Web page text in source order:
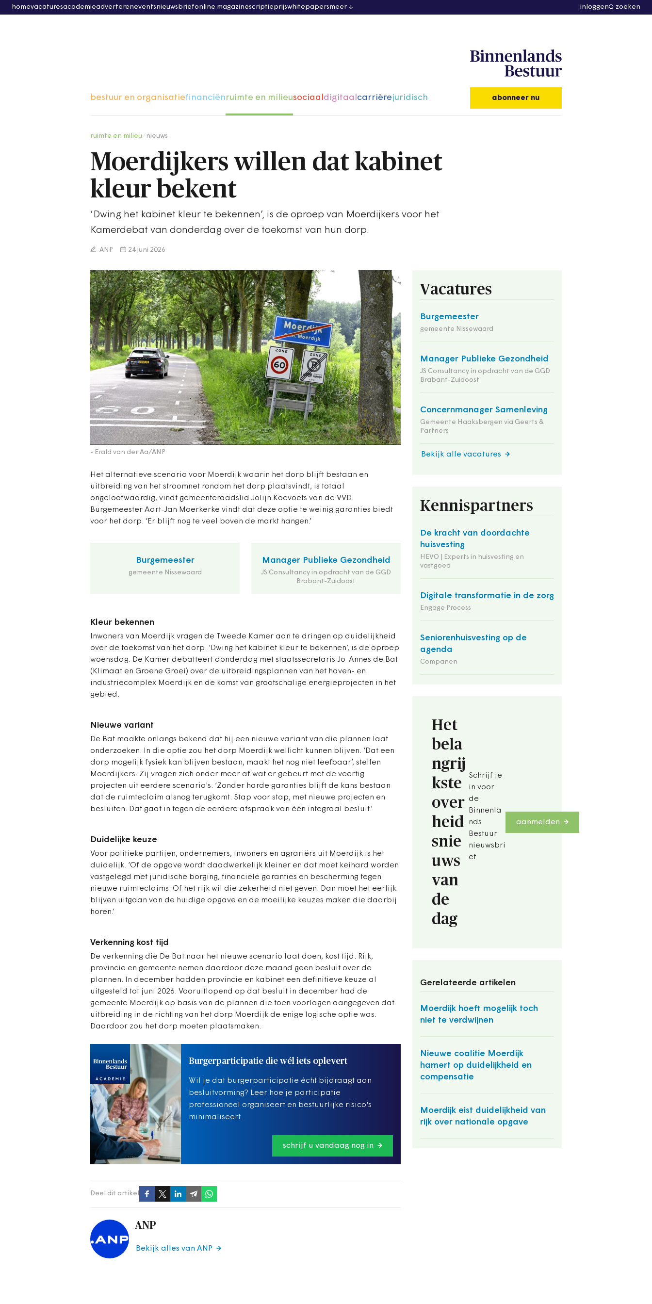
homevacaturesacademieadvertereneventsnieuwsbriefonline magazinescriptieprijswhitepapersmeer inloggen zoeken
bestuur en organisatiefinanciënruimte en milieusociaaldigitaalcarrièrejuridisch abonneer nu
ruimte en milieu nieuws
Moerdijkers willen dat kabinet
kleur bekent
‘Dwing het kabinet kleur te bekennen’, is de oproep van Moerdijkers voor het
Kamerdebat van donderdag over de toekomst van hun dorp.
ANP 24 juni 2026
- Erald van der Aa/ANP
Het alternatieve scenario voor Moerdijk waarin het dorp blijft bestaan en
uitbreiding van het stroomnet rondom het dorp plaatsvindt, is totaal
ongeloofwaardig, vindt gemeenteraadslid Jolijn Koevoets van de VVD.
Burgemeester Aart-Jan Moerkerke vindt dat deze optie te weinig garanties biedt
voor het dorp. ‘Er blijft nog te veel boven de markt hangen.’
Burgemeester
gemeente Nissewaard
Manager Publieke Gezondheid
JS Consultancy in opdracht van de GGD
Brabant-Zuidoost
Kleur bekennen
Inwoners van Moerdijk vragen de Tweede Kamer aan te dringen op duidelijkheid
over de toekomst van het dorp. ‘Dwing het kabinet kleur te bekennen’, is de oproep
woensdag. De Kamer debatteert donderdag met staatssecretaris Jo-Annes de Bat
(Klimaat en Groene Groei) over de uitbreidingsplannen van het haven- en
industriecomplex Moerdijk en de komst van grootschalige energieprojecten in het
gebied.
Vacatures
Burgemeester
gemeente Nissewaard
Manager Publieke Gezondheid
JS Consultancy in opdracht van de GGD
Brabant-Zuidoost
Concernmanager Samenleving
Gemeente Haaksbergen via Geerts &
Partners
Bekijk alle vacatures
Kennispartners
De kracht van doordachte
huisvesting
HEVO | Experts in huisvesting en
vastgoed
Digitale transformatie in de zorg
Engage Process
Seniorenhuisvesting op de
agenda
Companen
Het
bela
ngrij
kste
over
heid
snie
uws
van
de
dag
Schrijf je
in voor
de
Binnenla
nds
Bestuur
nieuwsbri
ef
aanmelden
Gerelateerde artikelen
Moerdijk hoeft mogelijk toch
niet te verdwijnen
Nieuwe coalitie Moerdijk
hamert op duidelijkheid en
compensatie
Moerdijk eist duidelijkheid van
rijk over nationale opgave
Nieuwe variant
De Bat maakte onlangs bekend dat hij een nieuwe variant van die plannen laat
onderzoeken. In die optie zou het dorp Moerdijk wellicht kunnen blijven. ‘Dat een
dorp mogelijk fysiek kan blijven bestaan, maakt het nog niet leefbaar’, stellen
Moerdijkers. Zij vragen zich onder meer af wat er gebeurt met de veertig
projecten uit eerdere scenario's. ‘Zonder harde garanties blijft de kans bestaan
dat de ruimteclaim alsnog terugkomt. Stap voor stap, met nieuwe projecten en
besluiten. Dat gaat in tegen de eerdere afspraak van één integraal besluit.’
Duidelijke keuze
Voor politieke partijen, ondernemers, inwoners en agrariërs uit Moerdijk is het
duidelijk. ‘Of de opgave wordt daadwerkelijk kleiner en dat moet keihard worden
vastgelegd met juridische borging, financiële garanties en bescherming tegen
nieuwe ruimteclaims. Of het rijk wil die zekerheid niet geven. Dan moet het eerlijk
blijven uitgaan van de huidige opgave en de moeilijke keuzes maken die daarbij
horen.’
Verkenning kost tijd
De verkenning die De Bat naar het nieuwe scenario laat doen, kost tijd. Rijk,
provincie en gemeente ​nemen daardoor deze maand ​geen besluit over de
plannen. In december hadden provincie en kabinet een definitieve keuze al
uitgesteld tot juni 2026. Vooruitlopend op dat besluit in december had de
gemeente Moerdijk op basis van de plannen die toen voorlagen aangegeven dat
uitbreiding in de richting van het dorp Moerdijk de enige logische optie was.
Daardoor zou het dorp moeten plaatsmaken.
Burgerparticipatie die wél iets oplevert
Wil je dat burgerparticipatie écht bijdraagt aan
besluitvorming? Leer hoe je participatie
professioneel organiseert en bestuurlijke risico's
minimaliseert.
schrijf u vandaag nog in
Deel dit artikel
ANP
Bekijk alles van ANP